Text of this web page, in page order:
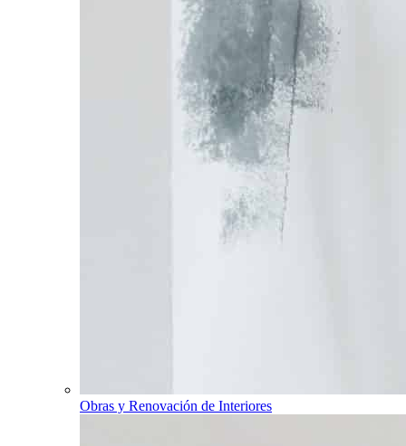
Obras y Renovación de Interiores